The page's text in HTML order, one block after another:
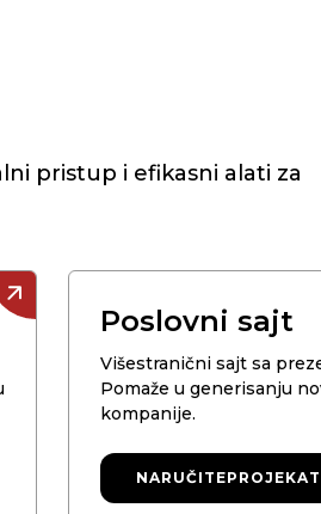
pristup i efikasni alati za
Poslovni sajt
Višestranični sajt sa
Pomaže u generisanju
kompanije.
NARUČITEPROJEKAT
NARUČITEPROJEKAT